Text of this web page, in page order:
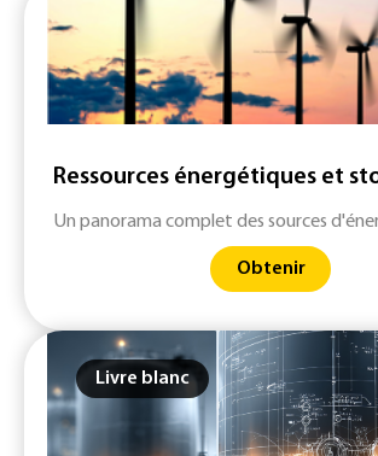
Ressources énergétiques et
Un panorama complet des sources
Obtenir
Livre blanc